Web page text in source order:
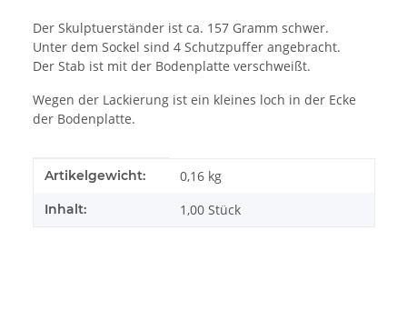
Der Skulptuerständer ist ca. 157 Gramm schwer.
Unter dem Sockel sind 4 Schutzpuffer angebracht.
Der Stab ist mit der Bodenplatte verschweißt.
Wegen der Lackierung ist ein kleines loch in der Ecke
der Bodenplatte.
Produkteigenschaft
Wert
Artikelgewicht: 0,16 kg
Inhalt: 1,00 Stück